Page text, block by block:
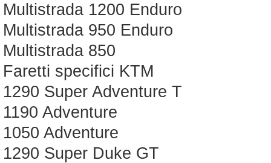
Multistrada 1200 Enduro
Multistrada 950 Enduro
Multistrada 850
Faretti specifici KTM
1290 Super Adventure T
1190 Adventure
1050 Adventure
1290 Super Duke GT